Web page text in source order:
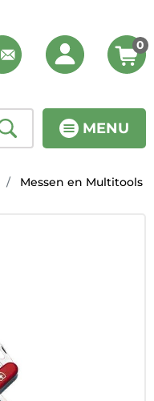
MENU
0
Messen en Multitools